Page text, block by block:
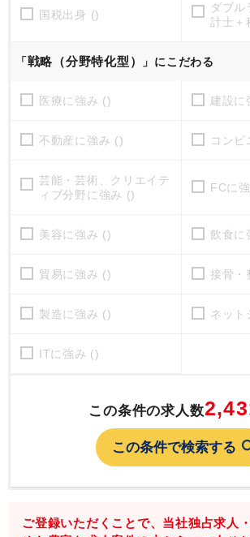
国税出身 ()
ダブル
計士＋
「戦略（分野特化型） 」にこだわる
医療に強み () 建設に
不動産に強み () コンビ
芸能・芸術、クリエイテ
ィブ分野に強み ()
FCに
美容に強み () 飲食に
貿易に強み () 接骨・
製造に強み () ネット
ITに強み ()
この条件の求人数
ご登録いただくことで、当社独占求人